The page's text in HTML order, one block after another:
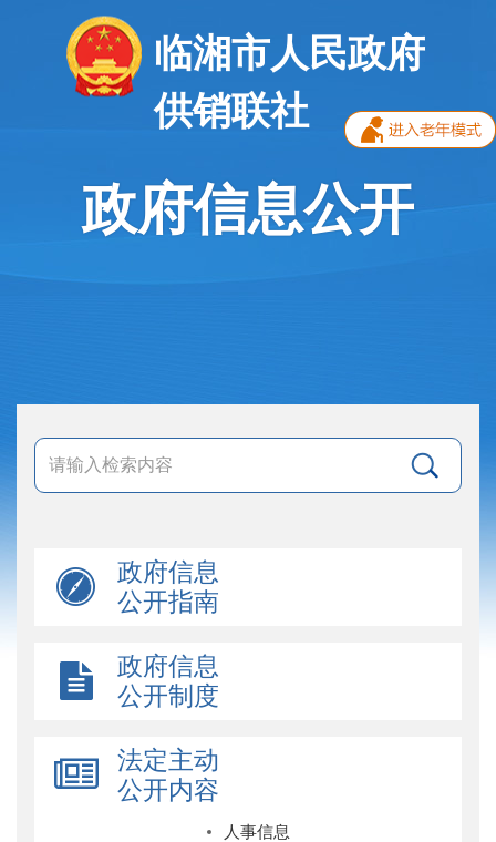
临湘市人民政府
供销联社
政府信息公开
政府信息
公开指南
政府信息
公开制度
法定主动
公开内容
人事信息